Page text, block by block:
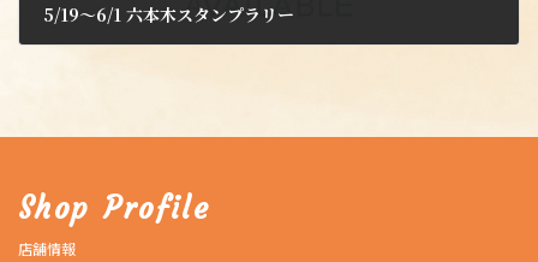
5/19～6/1 六本木スタンプラリー
Shop Profile
店舗情報